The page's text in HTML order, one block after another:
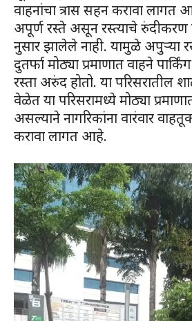
वाहनांचा त्रास सहन करावा लागत
अपूर्ण रस्ते असून रस्त्याचे
नुसार झालेले नाही. यामुळे अपुऱ्या
दुतर्फा मोठ्या प्रमाणात वाहने
रस्ता अरुंद होतो. या परिसरातील
वेळेत या परिसरामध्ये मोठ्या
असल्याने नागरिकांना वारंवार
करावा लागत आहे.